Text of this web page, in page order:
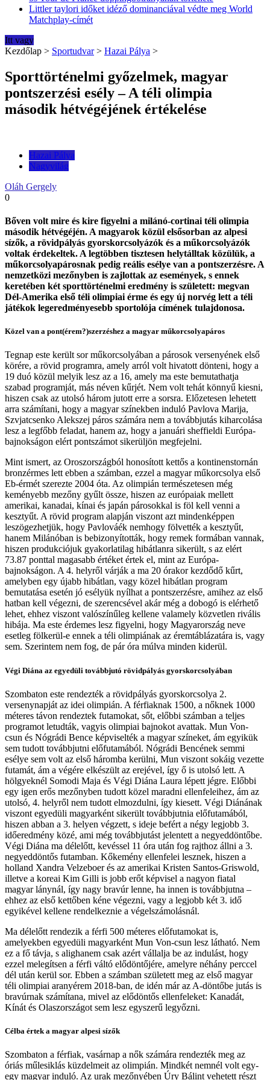
Littler taylori időket idéző dominanciával védte meg World
Matchplay-címét
Itt vagy
Kezdőlap > Sportudvar > Hazai Pálya >
Sporttörténelmi győzelmek, magyar
pontszerzési esély – A téli olimpia
második hétvégéjének értékelése
Hazai Pálya
Nagyvilág
Oláh Gergely
0
Bőven volt mire és kire figyelni a milánó-cortinai téli olimpia
második hétvégéjén. A magyarok közül elsősorban az alpesi
sízők, a rövidpályás gyorskorcsolyázók és a műkorcsolyázók
voltak érdekeltek. A legtöbben tisztesen helytálltak közülük, a
műkorcsolyapárosnak pedig reális esélye van a pontszerzésre. A
nemzetközi mezőnyben is zajlottak az események, s ennek
keretében két sporttörténelmi eredmény is született: megvan
Dél-Amerika első téli olimpiai érme és egy új norvég lett a téli
játékok legeredményesebb sportolója címének tulajdonosa.
Közel van a pont(érem?)szerzéshez a magyar műkorcsolyapáros
Tegnap este került sor műkorcsolyában a párosok versenyének első
körére, a rövid programra, amely arról volt hivatott dönteni, hogy a
19 duó közül melyik lesz az a 16, amely ma este bemutathatja
szabad programját, más néven kűrjét. Nem volt tehát könnyű kiesni,
hiszen csak az utolsó három jutott erre a sorsra. Előzetesen lehetett
arra számítani, hogy a magyar színekben induló Pavlova Marija,
Szvjatcsenko Alekszej páros számára nem a továbbjutás kiharcolása
lesz a legfőbb feladat, hanem az, hogy a januári sheffieldi Európa-
bajnokságon elért pontszámot sikerüljön megfejelni.
Mint ismert, az Oroszországból honosított kettős a kontinenstornán
bronzérmes lett ebben a számban, ezzel a magyar műkorcsolya első
Eb-érmét szerezte 2004 óta. Az olimpián természetesen még
keményebb mezőny gyűlt össze, hiszen az európaiak mellett
amerikai, kanadai, kínai és japán párosokkal is föl kell venni a
kesztyűt. A rövid program alapján viszont azt mindenképpen
leszögezhetjük, hogy Pavlováék nemhogy fölvették a kesztyűt,
hanem Milánóban is bebizonyították, hogy remek formában vannak,
hiszen produkciójuk gyakorlatilag hibátlanra sikerült, s az elért
73.87 ponttal magasabb értéket értek el, mint az Európa-
bajnokságon. A 4. helyről várják a ma 20 órakor kezdődő kűrt,
amelyben egy újabb hibátlan, vagy közel hibátlan program
bemutatása esetén jó esélyük nyílhat a pontszerzésre, amihez az első
hatban kell végezni, de szerencsével akár még a dobogó is elérhető
lehet, ehhez viszont valószínűleg kellene valamely közvetlen rivális
hibája. Ma este érdemes lesz figyelni, hogy Magyarország neve
esetleg fölkerül-e ennek a téli olimpiának az éremtáblázatára is, vagy
sem. Szerintem nem fog, de pár óra múlva minden kiderül.
Végi Diána az egyedüli továbbjutó rövidpályás gyorskorcsolyában
Szombaton este rendezték a rövidpályás gyorskorcsolya 2.
versenynapját az idei olimpián. A férfiaknak 1500, a nőknek 1000
méteres távon rendeztek futamokat, sőt, előbbi számban a teljes
programot letudták, vagyis olimpiai bajnokot avattak. Mun Von-
csun és Nógrádi Bence képviselték a magyar színeket, ám egyikük
sem tudott továbbjutni előfutamából. Nógrádi Bencének semmi
esélye sem volt az első háromba kerülni, Mun viszont sokáig vezette
futamát, ám a végére elkészült az erejével, így ő is utolsó lett. A
hölgyeknél Somodi Maja és Végi Diána Laura lépett jégre. Előbbi
egy igen erős mezőnyben tudott közel maradni ellenfeleihez, ám az
utolsó, 4. helyről nem tudott elmozdulni, így kiesett. Végi Diánának
viszont egyedüli magyarként sikerült továbbjutnia előfutamából,
hiszen abban a 3. helyen végzett, s ideje befért a négy legjobb 3.
időeredmény közé, ami még továbbjutást jelentett a negyeddöntőbe.
Végi Diána ma délelőtt, kevéssel 11 óra után fog rajthoz állni a 3.
negyeddöntős futamban. Kőkemény ellenfelei lesznek, hiszen a
holland Xandra Velzeboer és az amerikai Kristen Santos-Griswold,
illetve a koreai Kim Gilli is jobb erőt képvisel a nagyon fiatal
magyar lánynál, így nagy bravúr lenne, ha innen is továbbjutna –
ehhez az első kettőben kéne végezni, vagy a legjobb két 3. idő
egyikével kellene rendelkeznie a végelszámolásnál.
Ma délelőtt rendezik a férfi 500 méteres előfutamokat is,
amelyekben egyedüli magyarként Mun Von-csun lesz látható. Nem
ez a fő távja, s alighanem csak azért vállalja be az indulást, hogy
ezzel melegítsen a férfi váltó elődöntőjére, amelyre néhány perccel
dél után kerül sor. Ebben a számban született meg az első magyar
téli olimpiai aranyérem 2018-ban, de idén már az A-döntőbe jutás is
bravúrnak számítana, mivel az elődöntős ellenfeleket: Kanadát,
Kínát és Olaszországot sem lesz egyszerű legyőzni.
Célba értek a magyar alpesi sízők
Szombaton a férfiak, vasárnap a nők számára rendezték meg az
óriás műlesiklás küzdelmeit az olimpián. Mindkét nemnél volt egy-
egy magyar induló. Az urak mezőnyében Úry Bálint vehetett részt